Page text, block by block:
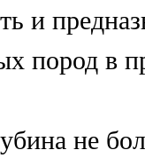
и
пород в
не